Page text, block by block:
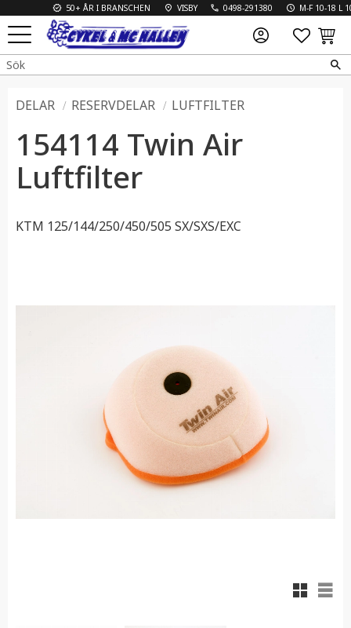
Meny
50+ ÅR I BRANSCHEN VISBY 0498-291380 M-F 10-18 L 10-
DELAR RESERVDELAR LUFTFILTER
154114 Twin Air
Luftfilter
KTM 125/144/250/450/505 SX/SXS/EXC